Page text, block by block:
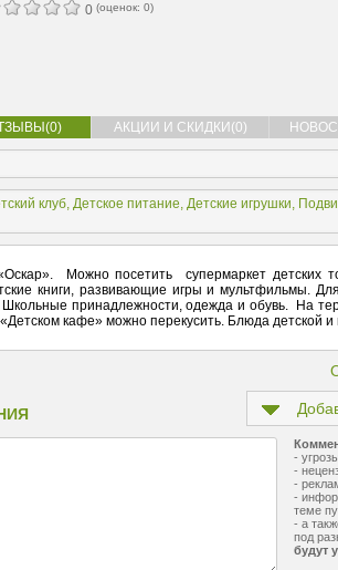
0 (оценок: 0)
АКЦИИ И СКИДКИ(0)
клуб, Детское питание, Детские игрушки,
Можно посетить супермаркет детских
книги, развивающие игры и мультфильмы.
принадлежности, одежда и обувь. На
кафе» можно перекусить. Блюда детской и
-
-
-
-
теме
- а
под
будут